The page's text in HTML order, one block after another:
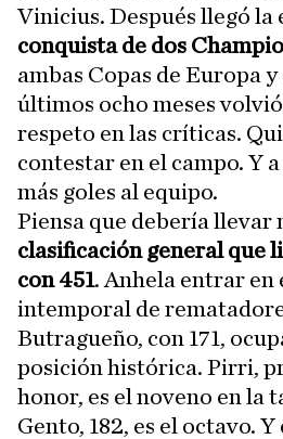
Vinicius. Después llegó la
conquista de dos
ambas Copas de Europa
últimos ocho meses
respeto en las críticas.
contestar en el campo. Y
más goles al equipo.
Piensa que debería llevar
clasificación general que
con 451. Anhela entrar en
intemporal de
Butragueño, con 171,
posición histórica. Pirri,
honor, es el noveno en la
Gento, 182, es el octavo.